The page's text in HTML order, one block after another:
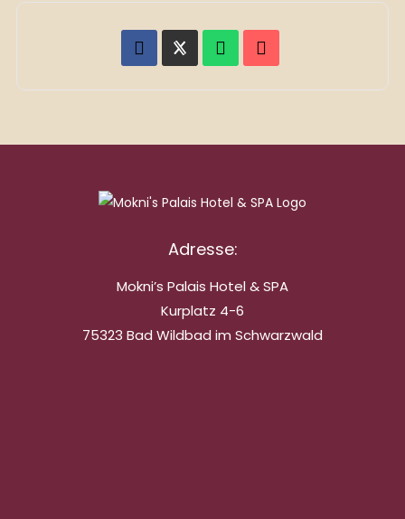
Adresse:
Mokni’s Palais Hotel & SPA
Kurplatz 4-6
75323 Bad Wildbad im Schwarzwald